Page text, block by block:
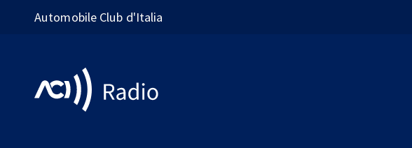
Automobile Club d'Italia